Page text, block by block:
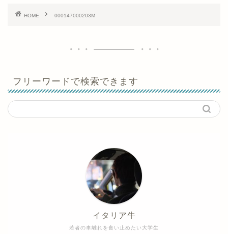
HOME 000147000203M
フリーワードで検索できます
若者の車離れを食い止めたい大学生
イタリア牛